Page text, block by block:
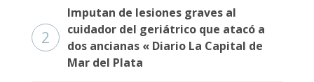
2
Imputan de lesiones graves al
cuidador del geriátrico que atacó a
dos ancianas « Diario La Capital de
Mar del Plata